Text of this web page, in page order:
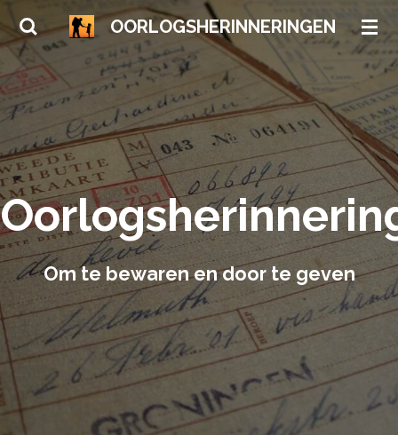
Ga
direct
naar
hoofdinhoud
OORLOGSHERINNERINGEN
Om te bewaren en door te geven